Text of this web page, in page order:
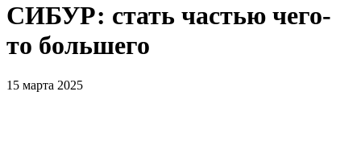
СИБУР: стать частью чего-
то большего
15 марта 2025